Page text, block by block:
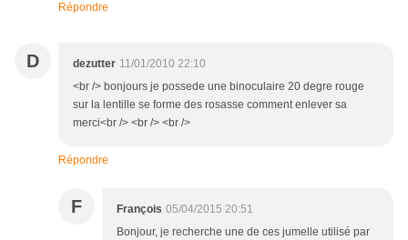
Répondre
D dezutter 11/01/2010 22:10
<br /> bonjours je possede une binoculaire 20 degre rouge
sur la lentille se forme des rosasse comment enlever sa
merci<br /> <br /> <br />
Répondre
F François 05/04/2015 20:51
Bonjour, je recherche une de ces jumelle utilisé par